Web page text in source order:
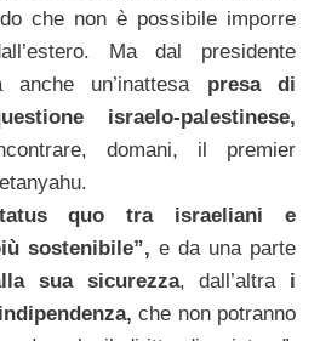
che non è possibile imporre
Ma dal presidente
anche un’inattesa presa di
israelo-palestinese,
domani, il premier
quo
tra israeliani e
sostenibile”, e da una parte
sua sicurezza, dall’altra i
indipendenza, che non potranno